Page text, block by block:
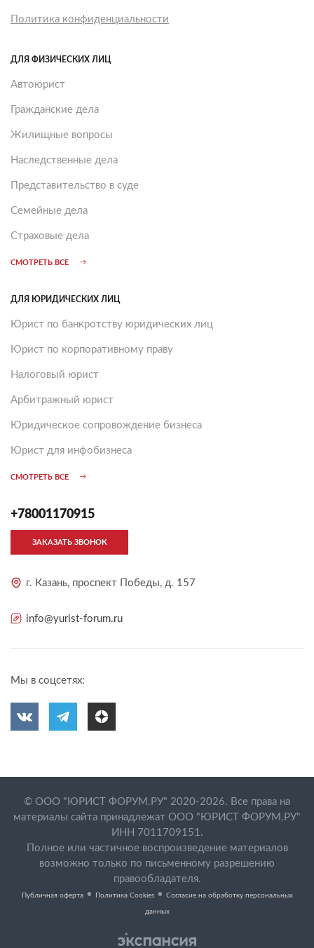
Политика конфиденциальности
ДЛЯ ФИЗИЧЕСКИХ ЛИЦ
Автоюрист
Гражданские дела
Жилищные вопросы
Наследственные дела
Представительство в суде
Семейные дела
Страховые дела
СМОТРЕТЬ ВСЕ
ДЛЯ ЮРИДИЧЕСКИХ ЛИЦ
Юрист по банкротству юридических лиц
Юрист по корпоративному праву
Налоговый юрист
Арбитражный юрист
Юридическое сопровождение бизнеса
Юрист для инфобизнеса
СМОТРЕТЬ ВСЕ
+78001170915
ЗАКАЗАТЬ ЗВОНОК
г. Казань, проспект Победы, д. 157
info@yurist-forum.ru
Мы в соцсетях:
© ООО "ЮРИСТ ФОРУМ.РУ" 2020-2026. Все права на
материалы сайта принадлежат ООО "ЮРИСТ ФОРУМ.РУ"
ИНН 7011709151.
Полное или частичное воспроизведение материалов
возможно только по письменному разрешению
правообладателя.
Публичная оферта • Политика Cookies • Согласие на обработку персональных
данных